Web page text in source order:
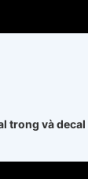
trong và